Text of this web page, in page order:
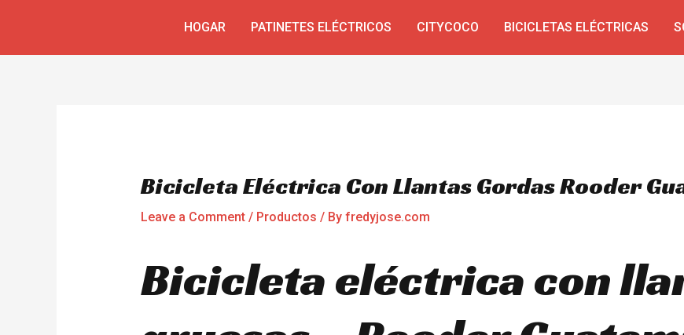
HOGAR PATINETES ELÉCTRICOS CITYCOCO BICICLETAS ELÉCTRICAS
Bicicleta Eléctrica Con Llantas Gordas Rooder
Leave a Comment / Productos / By fredyjose.com
Bicicleta eléctrica con